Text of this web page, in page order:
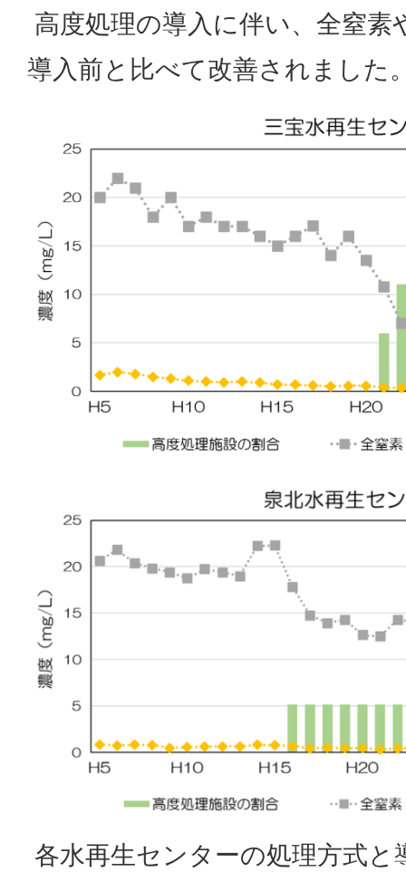
高度処理の導入に伴い、全窒素
導入前と比べて改善されました
各水再生センターの処理方式と